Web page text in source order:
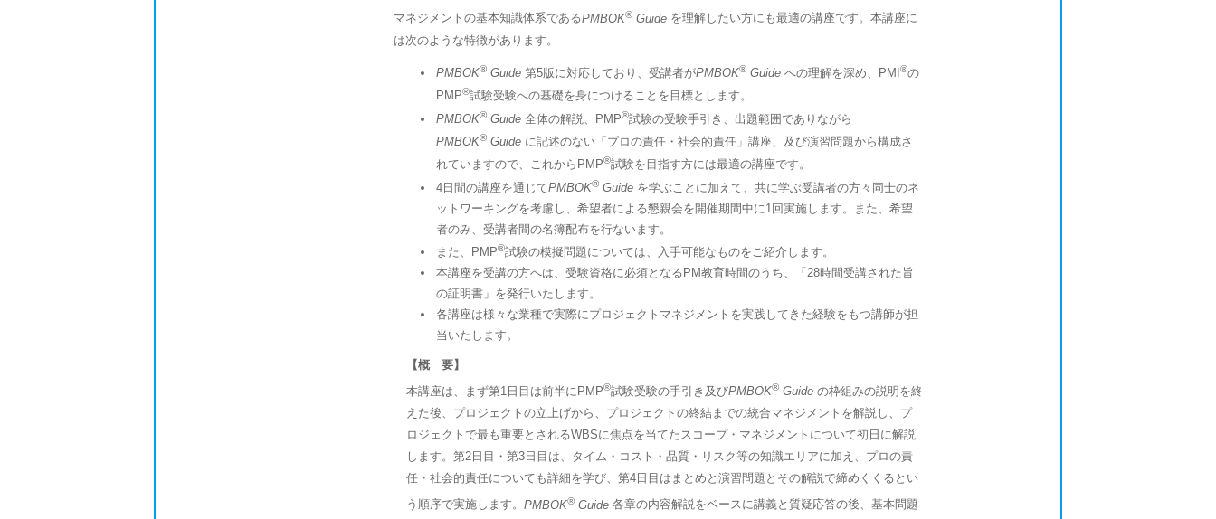
マネジメントの基本知識体系であるPMBOK® Guide を理解したい方にも最適の講座です。本講座に
は次のような特徴があります。
PMBOK® Guide 第5版に対応しており、受講者がPMBOK® Guide への理解を深め、PMI ®の
PMP®試験受験への基礎を身につけることを目標とします。
PMBOK® Guide 全体の解説、PMP®試験の受験手引き、出題範囲でありながら
PMBOK® Guide に記述のない「プロの責任・社会的責任」講座、及び演習問題から構成さ
れていますので、これからPMP®試験を目指す方には最適の講座です。
4日間の講座を通じてPMBOK® Guide を学ぶことに加えて、共に学ぶ受講者の方々同士のネ
ットワーキングを考慮し、希望者による懇親会を開催期間中に1回実施します。また、希望
者のみ、受講者間の名簿配布を行ないます。
また、PMP®試験の模擬問題については、入手可能なものをご紹介します。
本講座を受講の方へは、受験資格に必須となるPM教育時間のうち、「28時間受講された旨
の証明書」を発行いたします。
各講座は様々な業種で実際にプロジェクトマネジメントを実践してきた経験をもつ講師が担
当いたします。
【概 要】
本講座は、まず第1日目は前半にPMP®試験受験の手引き及びPMBOK® Guide の枠組みの説明を終
えた後、プロジェクトの立上げから、プロジェクトの終結までの統合マネジメントを解説し、プ
ロジェクトで最も重要とされるWBSに焦点を当てたスコープ・マネジメントについて初日に解説
します。第2日目・第3日目は、タイム・コスト・品質・リスク等の知識エリアに加え、プロの責
任・社会的責任についても詳細を学び、第4日目はまとめと演習問題とその解説で締めくくるとい
う順序で実施します。 PMBOK® Guide 各章の内容解説をベースに講義と質疑応答の後、基本問題